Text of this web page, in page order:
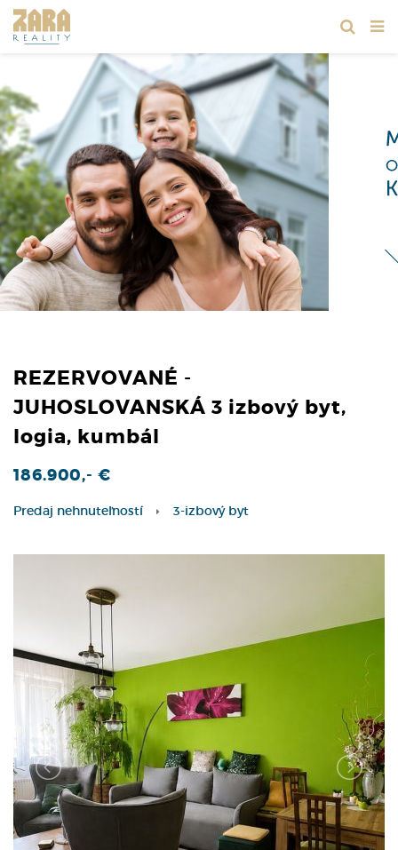
REZERVOVANÉ -
JUHOSLOVANSKÁ 3 izbový byt,
logia, kumbál
186.900,- €
Predaj nehnuteľností 3-izbový byt